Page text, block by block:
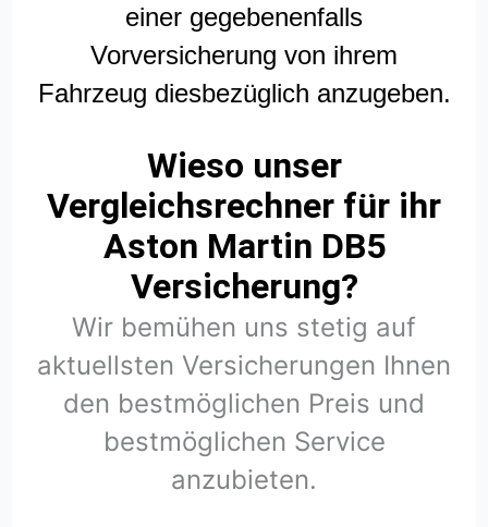
einer gegebenenfalls
Vorversicherung von ihrem
Fahrzeug diesbezüglich anzugeben.
Wieso unser
Vergleichsrechner für ihr
Aston Martin DB5
Versicherung?
Wir bemühen uns stetig auf
aktuellsten Versicherungen Ihnen
den bestmöglichen Preis und
bestmöglichen Service
anzubieten.